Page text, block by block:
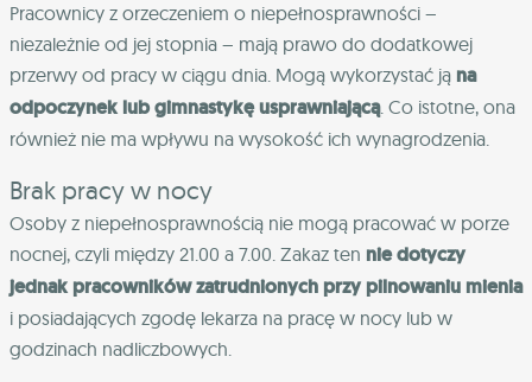
Pracownicy z orzeczeniem o niepełnosprawności –
niezależnie od jej stopnia – mają prawo do dodatkowej
przerwy od pracy w ciągu dnia. Mogą wykorzystać ją na
odpoczynek lub gimnastykę usprawniającą. Co istotne, ona
również nie ma wpływu na wysokość ich wynagrodzenia.
Brak pracy w nocy
Osoby z niepełnosprawnością nie mogą pracować w porze
nocnej, czyli między 21.00 a 7.00. Zakaz ten nie dotyczy
jednak pracowników zatrudnionych przy pilnowaniu mienia
i posiadających zgodę lekarza na pracę w nocy lub w
godzinach nadliczbowych.